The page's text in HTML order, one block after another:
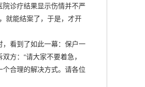
诊疗结果显示伤情并不严
就能结案了，于是，才开
看到了如此一幕：保户一
方：“请大家不要着急，
合理的解决方式。请各位